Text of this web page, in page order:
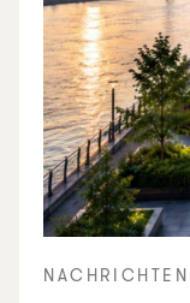
NACHRICHTEN